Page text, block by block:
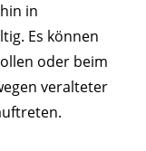
in
Es können
oder beim
veralteter